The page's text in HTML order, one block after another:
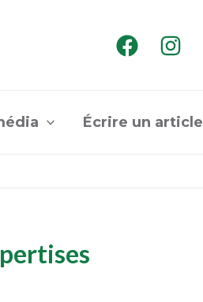
Écrire un article